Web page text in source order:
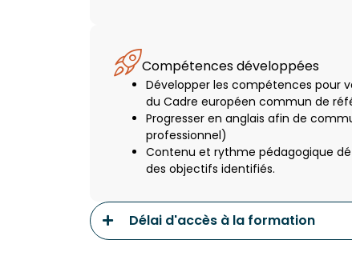
Compétences développées
Développer les compétences pour
du Cadre européen commun de
Progresser en anglais afin de
professionnel)
Contenu et rythme pédagogique
des objectifs identifiés.
Délai d'accès à la formation